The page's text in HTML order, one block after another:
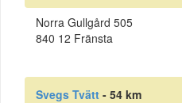
Norra Gullgård 505
840 12 Fränsta
Svegs Tvätt - 54 km